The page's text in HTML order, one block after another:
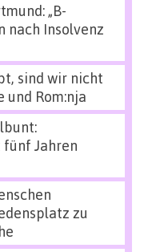
„B-
nach Insolvenz
sind wir nicht
und Rom:nja
Jahren
zu